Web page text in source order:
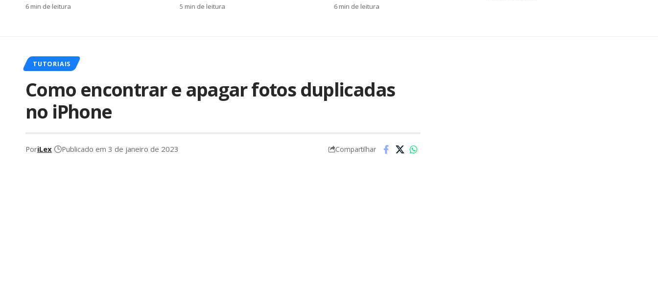
6 min de leitura 5 min de leitura 6 min de leitura
TUTORIAIS
Como encontrar e apagar fotos duplicadas
no iPhone
PoriLex Publicado em 3 de janeiro de 2023 Compartilhar